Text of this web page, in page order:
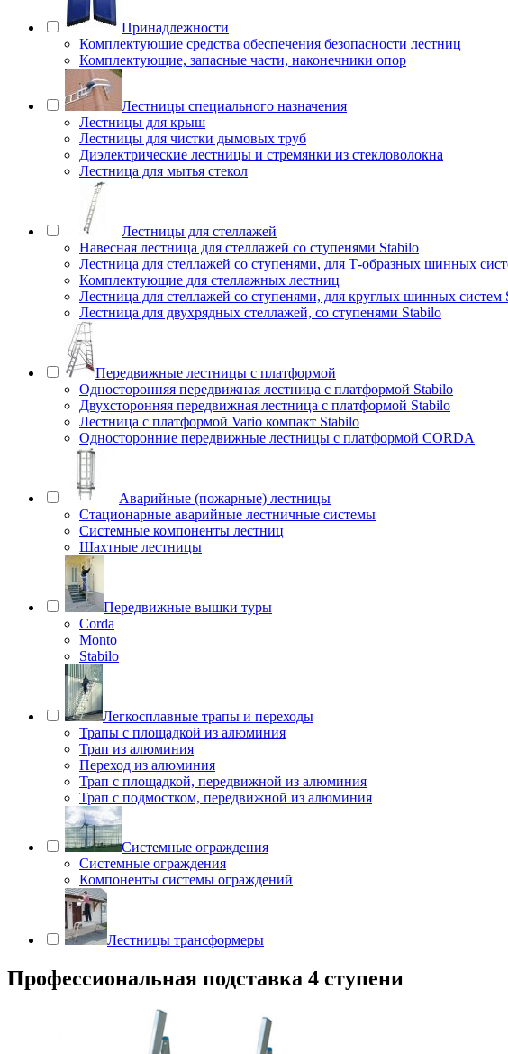
Принадлежности
Комплектующие средства обеспечения безопасности лестниц
Комплектующие, запасные части, наконечники опор
Лестницы специального назначения
Лестницы для крыш
Лестницы для чистки дымовых труб
Диэлектрические лестницы и стремянки из стекловолокна
Лестница для мытья стекол
Лестницы для стеллажей
Навесная лестница для стеллажей со ступенями Stabilo
Лестница для стеллажей со ступенями, для Т-образных шинных
Комплектующие для стеллажных лестниц
Лестница для стеллажей со ступенями, для круглых шинных систем
Лестница для двухрядных стеллажей, со ступенями Stabilo
Передвижные лестницы с платформой
Односторонняя передвижная лестница с платформой Stabilo
Двухсторонняя передвижная лестница с платформой Stabilo
Лестница с платформой Vario компакт Stabilo
Односторонние передвижные лестницы с платформой CORDA
Аварийные (пожарные) лестницы
Стационарные аварийные лестничные системы
Системные компоненты лестниц
Шахтные лестницы
Передвижные вышки туры
Corda
Monto
Stabilo
Легкосплавные трапы и переходы
Трапы с площадкой из алюминия
Трап из алюминия
Переход из алюминия
Трап с площадкой, передвижной из алюминия
Трап с подмостком, передвижной из алюминия
Системные ограждения
Системные ограждения
Компоненты системы ограждений
Лестницы трансформеры
Профессиональная подставка 4 ступени